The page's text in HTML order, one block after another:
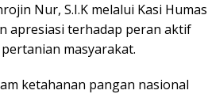
Nur, S.I.K melalui Kasi Humas
apresiasi terhadap peran aktif
masyarakat.
ketahanan pangan nasional